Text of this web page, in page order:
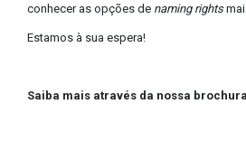
conhecer as opções de naming rights
Estamos à sua espera!
Saiba mais através da nossa